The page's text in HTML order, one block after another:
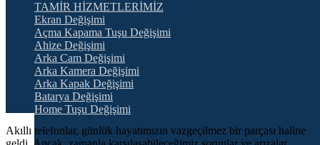
TAMİR HİZMETLERİMİZ
Ekran Değişimi
Açma Kapama Tuşu Değişimi
Ahize Değişimi
Arka Cam Değişimi
Arka Kamera Değişimi
Arka Kapak Değişimi
Batarya Değişimi
Home Tuşu Değişimi
Akıllı telefonlar, günlük hayatımızın vazgeçilmez bir parçası haline